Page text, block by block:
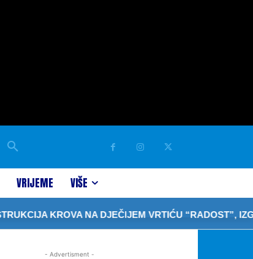
VRIJEME VIŠE
KROVA NA DJEČIJEM VRTIĆU “RADOST”,
- Advertisment -